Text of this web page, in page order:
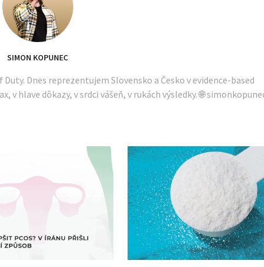
SIMON KOPUNEC
Dnes reprezentujem Slovensko a Česko v evidence-based
v hlave dôkazy, v srdci vášeň, v rukách výsledky. 🌐